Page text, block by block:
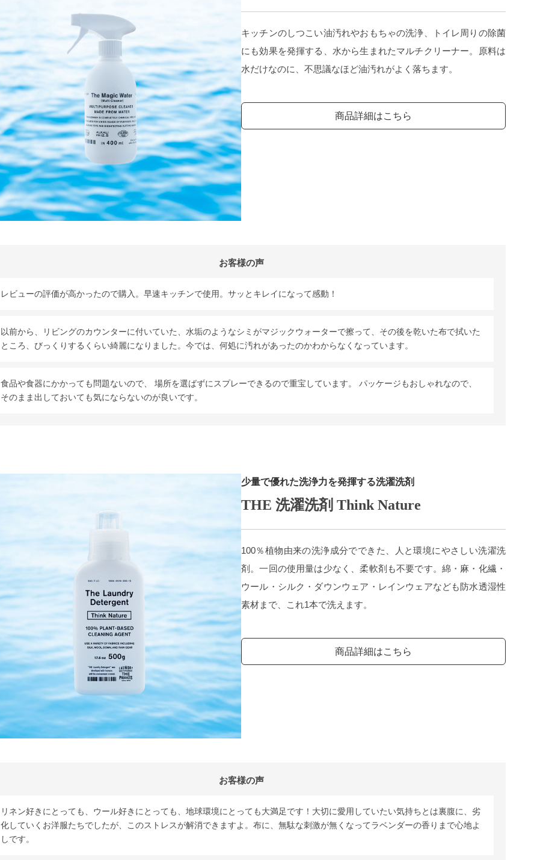
キッチンのしつこい油汚れやおもちゃの洗浄、トイレ周りの除菌
にも効果を発揮する、水から生まれたマルチクリーナー。原料は
水だけなのに、不思議なほど油汚れがよく落ちます。
商品詳細はこちら
お客様の声
レビューの評価が高かったので購入。早速キッチンで使用。サッとキレイになって感動！
以前から、リビングのカウンターに付いていた、水垢のようなシミがマジックウォーターで擦って、その後を乾いた布で拭いた
ところ、びっくりするくらい綺麗になりました。今では、何処に汚れがあったのかわからなくなっています。
食品や食器にかかっても問題ないので、 場所を選ばずにスプレーできるので重宝しています。 パッケージもおしゃれなので、
そのまま出しておいても気にならないのが良いです。
少量で優れた洗浄力を発揮する洗濯洗剤
THE 洗濯洗剤 Think Nature
100％植物由来の洗浄成分でできた、人と環境にやさしい洗濯洗
剤。一回の使用量は少なく、柔軟剤も不要です。綿・麻・化繊・
ウール・シルク・ダウンウェア・レインウェアなども防水透湿性
素材まで、これ1本で洗えます。
商品詳細はこちら
お客様の声
リネン好きにとっても、ウール好きにとっても、地球環境にとっても大満足です！大切に愛用していたい気持ちとは裏腹に、劣
化していくお洋服たちでしたが、このストレスが解消できますよ。布に、無駄な刺激が無くなってラベンダーの香りまで心地よ
しです。